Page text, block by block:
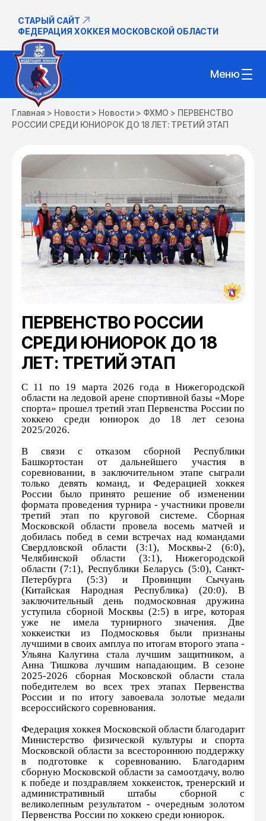
СТАРЫЙ САЙТ
ФЕДЕРАЦИЯ ХОККЕЯ МОСКОВСКОЙ ОБЛАСТИ
Меню
Главная > Новости > Новости > ФХМО > ПЕРВЕНСТВО
РОССИИ СРЕДИ ЮНИОРОК ДО 18 ЛЕТ: ТРЕТИЙ ЭТАП
ПЕРВЕНСТВО РОССИИ
СРЕДИ ЮНИОРОК ДО 18
ЛЕТ: ТРЕТИЙ ЭТАП
С 11 по 19 марта 2026 года в Нижегородской
области на ледовой арене спортивной базы «Море
спорта» прошел третий этап Первенства России по
хоккею среди юниорок до 18 лет сезона
2025/2026.
В связи с отказом сборной Республики
Башкортостан от дальнейшего участия в
соревновании, в заключительном этапе сыграли
только девять команд, и Федерацией хоккея
России было принято решение об изменении
формата проведения турнира - участники провели
третий этап по круговой системе. Сборная
Московской области провела восемь матчей и
добилась побед в семи встречах над командами
Свердловской области (3:1), Москвы-2 (6:0),
Челябинской области (3:1), Нижегородской
области (7:1), Республики Беларусь (5:0), Санкт-
Петербурга (5:3) и Провинции Сычуань
(Китайская Народная Республика) (20:0). В
заключительный день подмосковная дружина
уступила сборной Москвы (2:5) в игре, которая
уже не имела турнирного значения. Две
хоккеистки из Подмосковья были признаны
лучшими в своих амплуа по итогам второго этапа -
Ульяна Калугина стала лучшим защитником, а
Анна Тишкова лучшим нападающим. В сезоне
2025-2026 сборная Московской области стала
победителем во всех трех этапах Первенства
России и по итогу завоевала золотые медали
всероссийского соревнования.
Федерация хоккея Московской области благодарит
Министерство физической культуры и спорта
Московской области за всестороннюю поддержку
в подготовке к соревнованию. Благодарим
сборную Московской области за самоотдачу, волю
к победе и поздравляем хоккеисток, тренерский и
административный штабы сборной с
великолепным результатом - очередным золотом
Первенства России по хоккею среди юниорок.